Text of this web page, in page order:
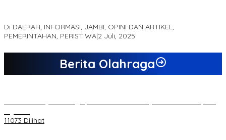
Di DAERAH, INFORMASI, JAMBI, OPINI DAN ARTIKEL,
PEMERINTAHAN, PERISTIWA|2 Juli, 2025
Berita Olahraga
11073 Dilihat